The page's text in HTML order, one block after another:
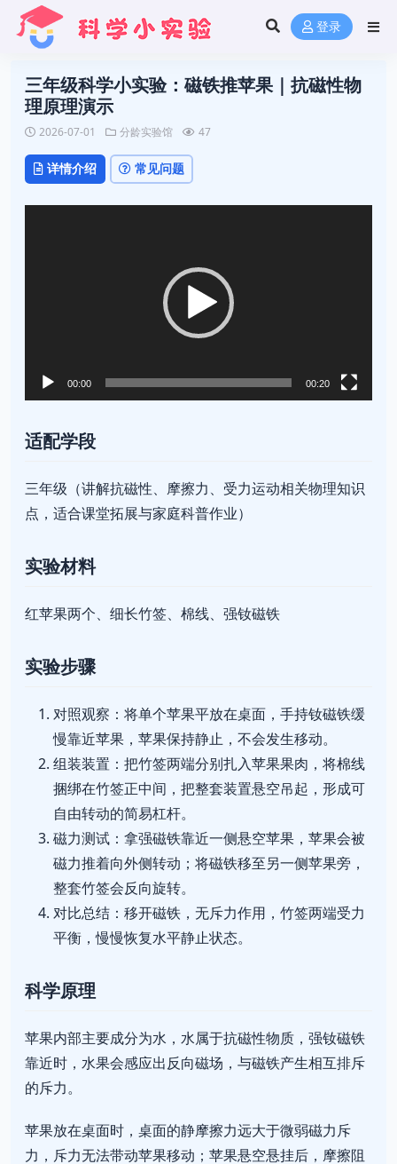
登录
三年级科学小实验：磁铁推苹果｜抗磁性物
理原理演示
2026-07-01 分龄实验馆 47
详情介绍 常见问题
00:00 00:20
适配学段
三年级（讲解抗磁性、摩擦力、受力运动相关物理知识
点，适合课堂拓展与家庭科普作业）
实验材料
红苹果两个、细长竹签、棉线、强钕磁铁
实验步骤
对照观察：将单个苹果平放在桌面，手持钕磁铁缓
慢靠近苹果，苹果保持静止，不会发生移动。
组装装置：把竹签两端分别扎入苹果果肉，将棉线
捆绑在竹签正中间，把整套装置悬空吊起，形成可
自由转动的简易杠杆。
磁力测试：拿强磁铁靠近一侧悬空苹果，苹果会被
磁力推着向外侧转动；将磁铁移至另一侧苹果旁，
整套竹签会反向旋转。
对比总结：移开磁铁，无斥力作用，竹签两端受力
平衡，慢慢恢复水平静止状态。
科学原理
苹果内部主要成分为水，水属于抗磁性物质，强钕磁铁
靠近时，水果会感应出反向磁场，与磁铁产生相互排斥
的斥力。
苹果放在桌面时，桌面的静摩擦力远大于微弱磁力斥
力，斥力无法带动苹果移动；苹果悬空悬挂后，摩擦阻